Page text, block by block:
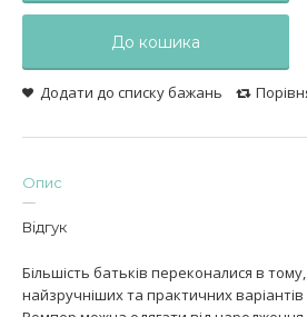
До кошика
Додати до списку бажань
Опис
Відгук
Більшість батьків переконалися в
найзручніших та практичних